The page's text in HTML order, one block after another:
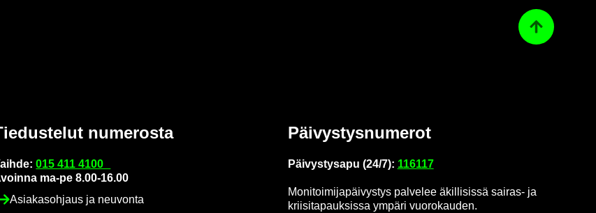
Ta­kai­sin ylös
nu­me­ros­ta
015 411 4100
ma-pe 8.00-16.00
Asia­kas­oh­jaus ja neu­von­ta
Päi­vys­tys­nu­me­rot
Päi­vys­tys­a­pu (24/7): 116117
Mo­ni­toi­mi­ja­päi­vys­tys pal­ve­lee äkil­li­sis­sä sairas-​ ja
krii­si­ta­pauk­sis­sa ym­pä­ri vuo­ro­kau­den.